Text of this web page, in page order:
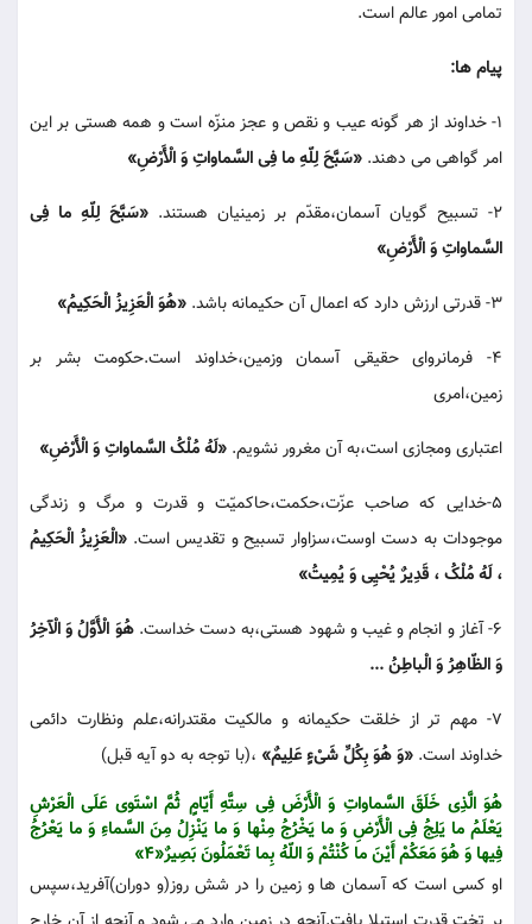
تمامی امور عالم است.
پیام ها:
1- خداوند از هر گونه عیب و نقص و عجز منزّه است و همه هستی بر این
امر گواهی می دهند. «سَبَّحَ لِلّهِ ما فِی السَّماواتِ وَ الْأَرْضِ»
2- تسبیح گویان آسمان،مقدّم بر زمینیان هستند.
«سَبَّحَ لِلّهِ ما فِی
السَّماواتِ وَ الْأَرْضِ»
3- قدرتی ارزش دارد که اعمال آن حکیمانه باشد. «هُوَ الْعَزِیزُ الْحَکِیمُ»
4- فرمانروای حقیقی آسمان وزمین،خداوند است.حکومت بشر بر
زمین،امری
اعتباری ومجازی است،به آن مغرور نشویم. «لَهُ مُلْکُ السَّماواتِ وَ الْأَرْضِ»
5-خدایی که صاحب عزّت،حکمت،حاکمیّت و قدرت و مرگ و زندگی
موجودات به دست اوست،سزاوار تسبیح و تقدیس است.«الْعَزِیزُ الْحَکِیمُ
، لَهُ مُلْکُ ، قَدِیرٌ یُحْیِی وَ یُمِیتُ»
6- آغاز و انجام و غیب و شهود هستی،به دست خداست.
هُوَ الْأَوَّلُ وَ الْآخِرُ
وَ الظّاهِرُ وَ الْباطِنُ ...
7- مهم تر از خلقت حکیمانه و مالکیت مقتدرانه،علم ونظارت دائمی
خداوند است. «وَ هُوَ بِکُلِّ شَیْءٍ عَلِیمٌ» ،(با توجه به دو آیه قبل)
هُوَ الَّذِی خَلَقَ السَّماواتِ وَ الْأَرْضَ فِی سِتَّهِ أَیّامٍ ثُمَّ اسْتَوی عَلَی الْعَرْشِ
یَعْلَمُ ما یَلِجُ فِی الْأَرْضِ وَ ما یَخْرُجُ مِنْها وَ ما یَنْزِلُ مِنَ السَّماءِ وَ ما یَعْرُجُ
فِیها وَ هُوَ مَعَکُمْ أَیْنَ ما کُنْتُمْ وَ اللّهُ بِما تَعْمَلُونَ بَصِیرٌ«4»
او کسی است که آسمان ها و زمین را در شش روز(و دوران)آفرید،سپس